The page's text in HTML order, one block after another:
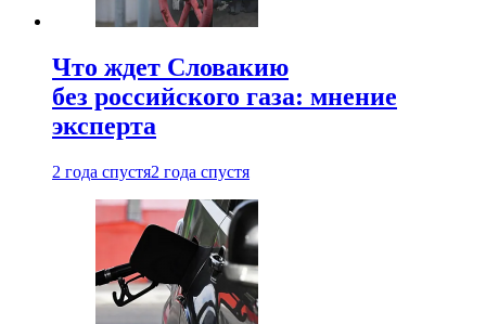
Что ждет Словакию
без российского газа: мнение
эксперта
2 года спустя2 года спустя